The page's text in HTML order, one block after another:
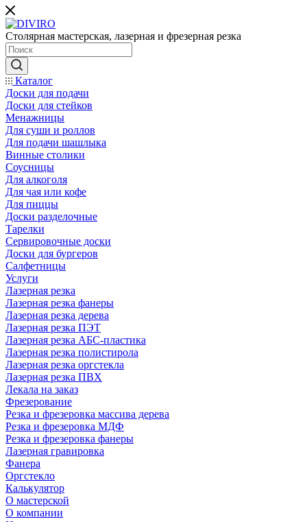
Столярная мастерская, лазерная и фрезерная резка
Каталог
Доски для подачи
Доски для стейков
Менажницы
Для суши и роллов
Для подачи шашлыка
Винные столики
Соусницы
Для алкоголя
Для чая или кофе
Для пиццы
Доски разделочные
Тарелки
Сервировочные доски
Доски для бургеров
Салфетницы
Услуги
Лазерная резка
Лазерная резка фанеры
Лазерная резка дерева
Лазерная резка ПЭТ
Лазерная резка АБС-пластика
Лазерная резка полистирола
Лазерная резка оргстекла
Лазерная резка ПВХ
Лекала на заказ
Фрезерование
Резка и фрезеровка массива дерева
Резка и фрезеровка МДФ
Резка и фрезеровка фанеры
Лазерная гравировка
Фанера
Орг­стек­ло
Калькулятор
О мастерской
О компании